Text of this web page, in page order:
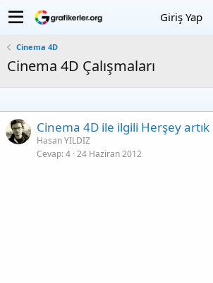
Giriş Yap
Cinema 4D
Cinema 4D Çalışmaları
Cinema 4D ile ilgili Herşey
Hasan YILDIZ
Cevap 4 24 Haziran 2012